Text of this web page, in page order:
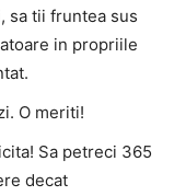
sa tii fruntea sus
in propriile
O meriti!
Sa petreci 365
decat